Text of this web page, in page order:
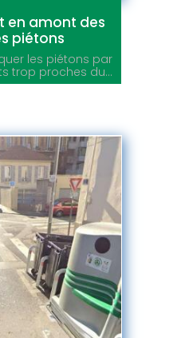
en amont des
piétons
les piétons par
trop proches du...